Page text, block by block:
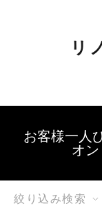
リ
お客様一人
オン
絞り込み検索